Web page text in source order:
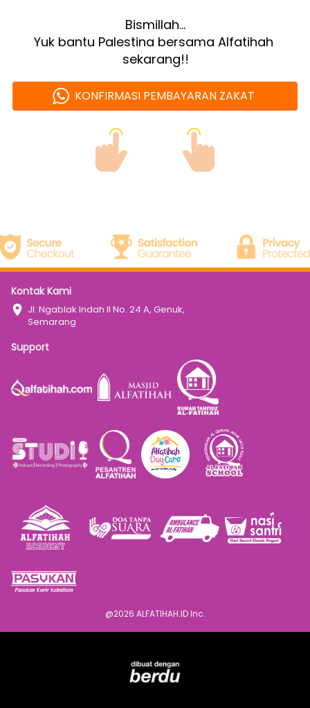
Bismillah…
Yuk bantu Palestina bersama Alfatihah
sekarang!!
` KONFIRMASI PEMBAYARAN ZAKAT
Kontak Kami
Jl. Ngablak Indah II No. 24 A, Genuk,
Semarang
Support
@2026 ALFATIHAH.ID Inc.